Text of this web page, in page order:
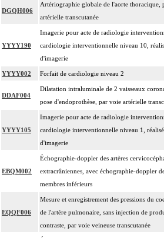
DGQH006
Artériographie globale de l'aorte thoracique,
artérielle transcutanée
YYYY190
Imagerie pour acte de radiologie
cardiologie interventionnelle niveau 10,
d'imagerie
YYYY002 Forfait de cardiologie niveau 2
DDAF004
Dilatation intraluminale de 2 vaisseaux
pose d'endoprothèse, par voie artérielle
YYYY105
Imagerie pour acte de radiologie
cardiologie interventionnelle niveau 1,
d'imagerie
EBQM002
Échographie-doppler des artères
extracrâniennes, avec échographie-doppler
membres inférieurs
EQQF006
Mesure et enregistrement des pressions du
de l'artère pulmonaire, sans injection de
contraste, par voie veineuse transcutanée